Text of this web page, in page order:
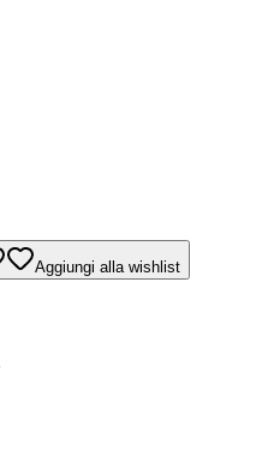
Aggiungi alla wishlist